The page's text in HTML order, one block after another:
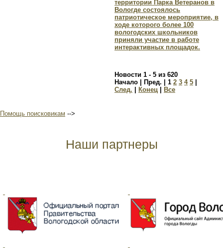
территории Парка Ветеранов в
Вологде состоялось
патриотическое мероприятие, в
ходе которого более 100
вологодских школьников
приняли участие в работе
интерактивных площадок.
Новости 1 - 5 из 620
Начало | Пред. | 1 2 3 4 5
След.
Конец Все
Помощь поисковикам -->
Наши партнеры